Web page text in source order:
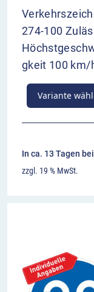
274-100
gkeit 100 km/
Variante
In ca. 13 Tagen
zzgl. 19 % MwSt.